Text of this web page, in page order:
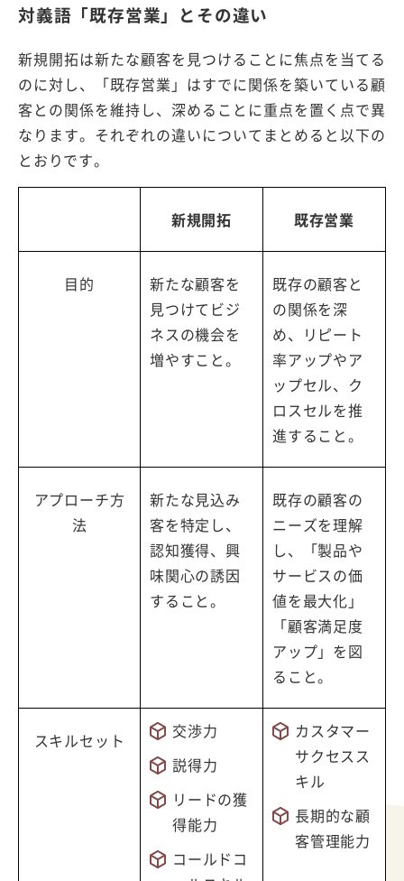
対義語「既存営業」とその違い
新規開拓は新たな顧客を見つけることに焦点を当てる
のに対し、「既存営業」はすでに関係を築いている顧
客との関係を維持し、深めることに重点を置く点で異
なります。それぞれの違いについてまとめると以下の
とおりです。
新規開拓 既存営業
目的
新たな顧客を
見つけてビジ
ネスの機会を
増やすこと。
既存の顧客と
の関係を深
め、リピート
率アップやア
ップセル、ク
ロスセルを推
進すること。
アプローチ方
法
新たな見込み
客を特定し、
認知獲得、興
味関心の誘因
すること。
既存の顧客の
ニーズを理解
し、「製品や
サービスの価
値を最大化」
「顧客満足度
アップ」を図
ること。
スキルセット
交渉力
説得力
リードの獲
得能力
コールドコ
カスタマー
サクセスス
キル
長期的な顧
客管理能力